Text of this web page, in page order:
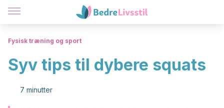
Fysisk træning og sport
Syv tips til dybere squats
7 minutter